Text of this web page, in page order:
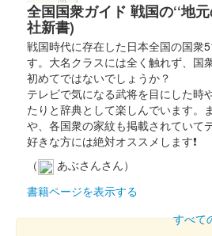
小倉城 御城印
小倉城 御城印 巌流島の戦
切り絵御城印。3種類あり。
小倉城 御城印
全国国衆ガイド 戦国の‘‘地
社新書)
戦国時代に存在した日本全国の国衆
す。大名クラスには全く触れず、国
初めてではないでしょうか？
テレビで気になる武将を目にした時
たりと辞典として楽しんでいます。
や、各国衆の家紋も掲載されていて
好きな方には絶対オススメします❗
（
あぶさんさん）
書籍ページを表示する
すべて